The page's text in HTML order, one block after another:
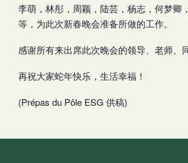
李萌，林彤，周颖，陆芸，杨志，何梦卿
等，为此次新春晚会准备所做的工作。
感谢所有来出席此次晚会的领导、老师、
再祝大家蛇年快乐，生活幸福！
(Prépas du Pôle ESG 供稿)